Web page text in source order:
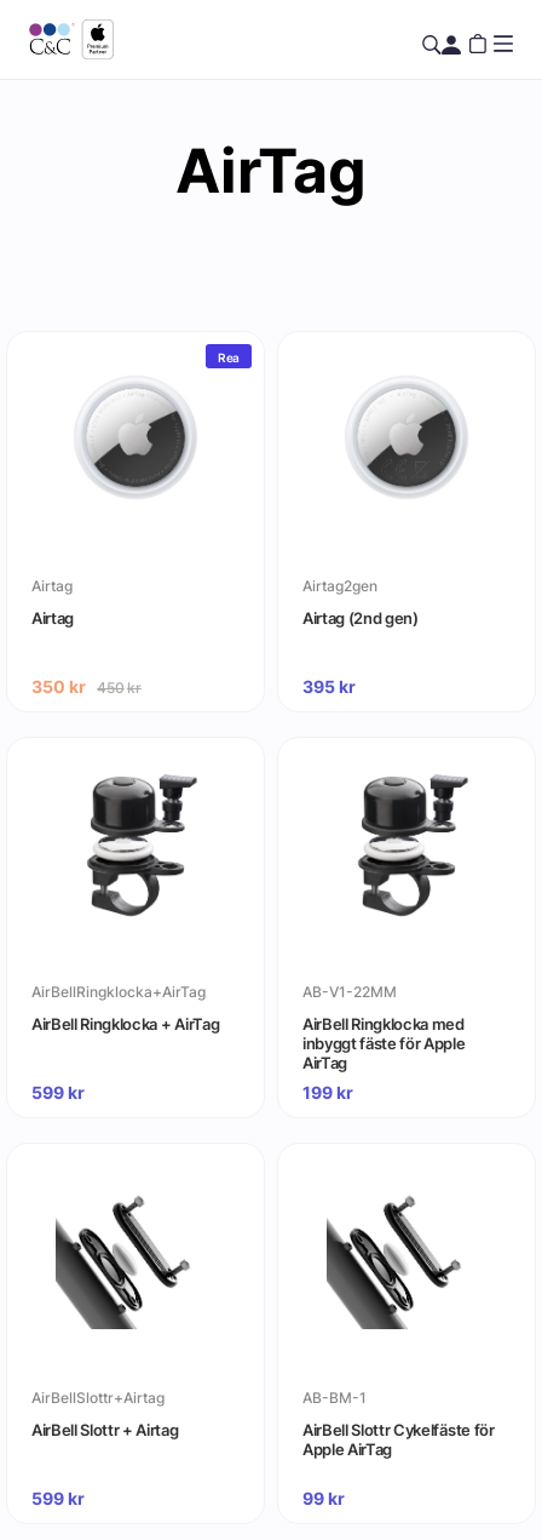
AirTag
Rea
Airtag
Airtag
350 kr 450kr
Airtag2gen
Airtag (2nd gen)
395kr
AirBellRingklocka+AirTag
AirBell Ringklocka + AirTag
599kr
AB-V1-22MM
AirBell Ringklocka med
inbyggt fäste för Apple
AirTag
199kr
AirBellSlottr+Airtag
AirBell Slottr + Airtag
599kr
AB-BM-1
AirBell Slottr Cykelfäste för
Apple AirTag
99kr